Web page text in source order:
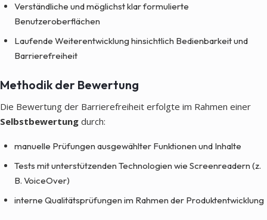
Verständliche und möglichst klar formulierte
Benutzeroberflächen
Laufende Weiterentwicklung hinsichtlich Bedienbarkeit und
Barrierefreiheit
Methodik der Bewertung
Die Bewertung der Barrierefreiheit erfolgte im Rahmen einer
Selbstbewertung durch:
manuelle Prüfungen ausgewählter Funktionen und Inhalte
Tests mit unterstützenden Technologien wie Screenreadern (z.
B. VoiceOver)
interne Qualitätsprüfungen im Rahmen der Produktentwicklung